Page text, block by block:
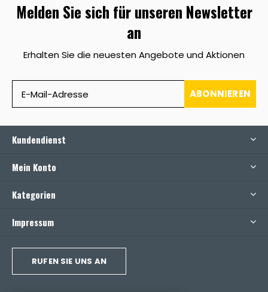
Melden Sie sich für unseren Newsletter
an
Erhalten Sie die neuesten Angebote und Aktionen
ABONNIEREN
Kundendienst
Mein Konto
Kategorien
Impressum
RUFEN SIE UNS AN